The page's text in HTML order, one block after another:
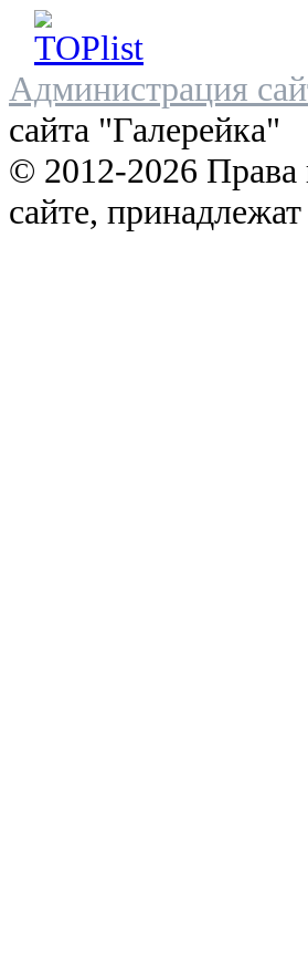
Администрация
сайта "Галерейка"
© 2012-2026 Права
сайте,